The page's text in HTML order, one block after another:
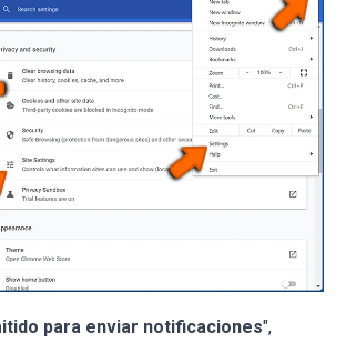
para enviar notificaciones",